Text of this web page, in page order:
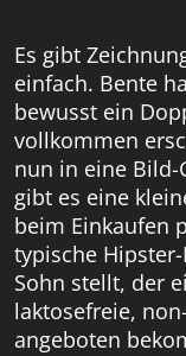
Es gibt
einfach. Bente
bewusst ein
vollkommen
nun in eine Bild-
gibt es eine
beim Einkaufen
typische
Sohn stellt, der
laktosefreie,
angeboten